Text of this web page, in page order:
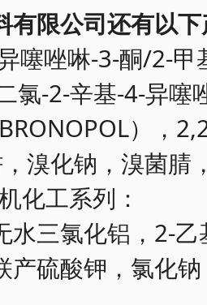
有限公司还有以
噻唑啉-3-酮/2-
氯-2-辛基-4-异噻
），
溴化钠，溴菌
化工系列：
水三氯化铝，2-
产硫酸钾，氯化钠